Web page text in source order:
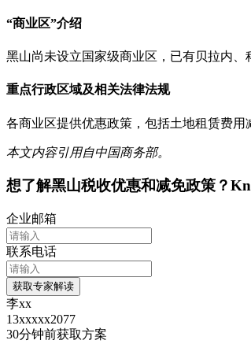
“商业区”介绍
黑山尚未设立国家级商业区，已有贝拉内、
重点行政区域及相关法律法规
各商业区提供优惠政策，包括土地租赁费用
本文内容引用自中国商务部。
想了解黑山税收优惠和减免政策？
企业邮箱
联系电话
获取专家解读
李xx
13xxxxx2077
30分钟前获取方案